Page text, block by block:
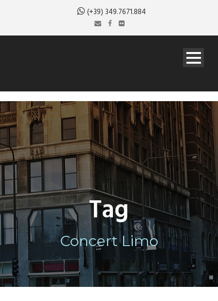
(+39) 349.7671.884
Tag
Concert Limo